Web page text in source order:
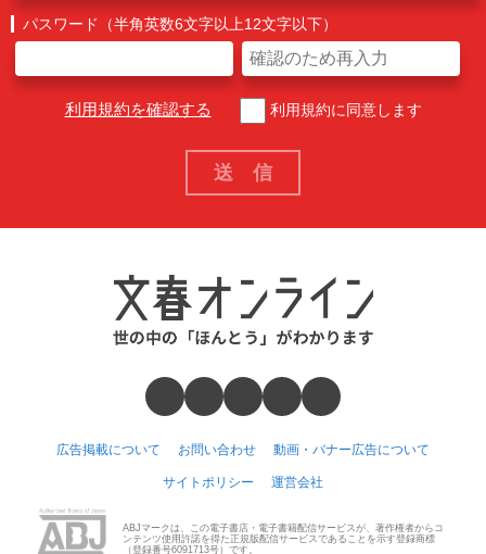
パスワード（半角英数6文字以上12文字以下）
利用規約を確認する 利用規約に同意します
広告掲載について お問い合わせ 動画・バナー広告について
サイトポリシー 運営会社
ABJマークは、この電子書店・電子書籍配信サービスが、著作権者からコ
ンテンツ使用許諾を得た正規版配信サービスであることを示す登録商標
（登録番号6091713号）です。